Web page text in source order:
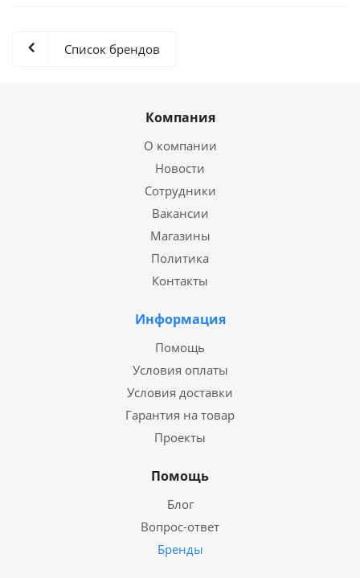
Список брендов
Компания
О компании
Новости
Сотрудники
Вакансии
Магазины
Политика
Контакты
Информация
Помощь
Условия оплаты
Условия доставки
Гарантия на товар
Проекты
Помощь
Блог
Вопрос-ответ
Бренды